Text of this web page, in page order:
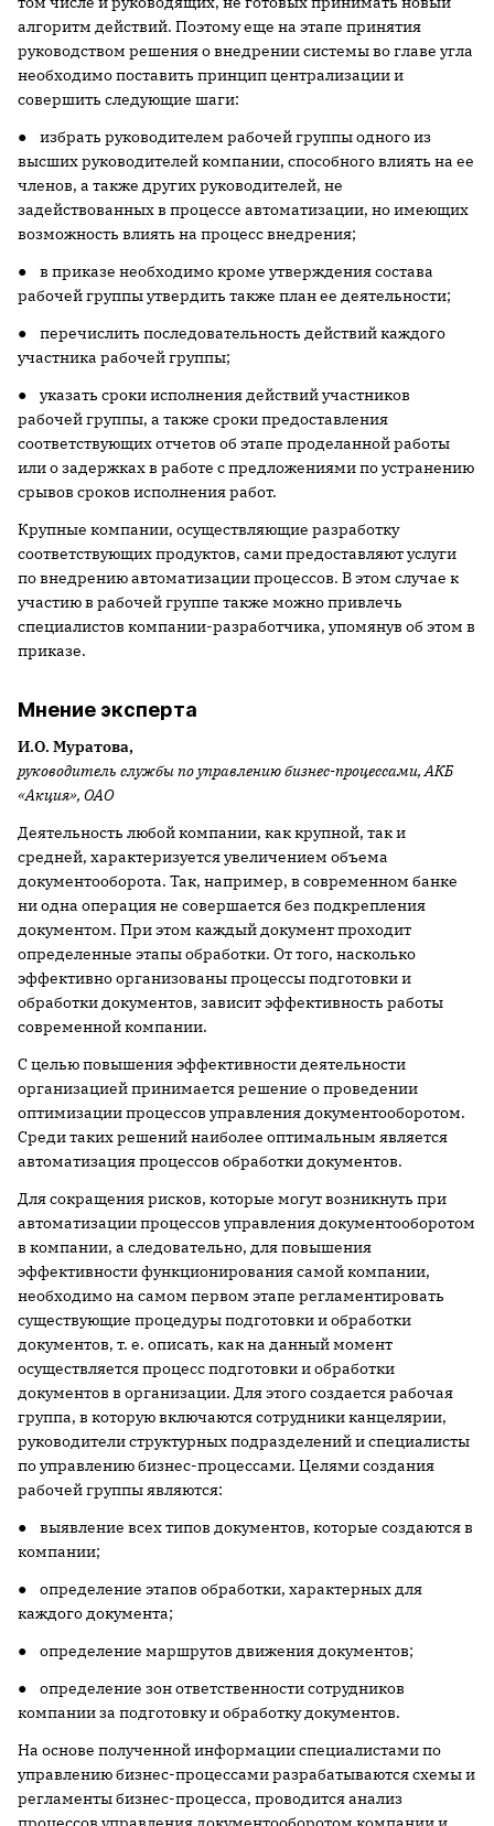
алгоритм действий. Поэтому еще на этапе принятия
руководством решения о внедрении системы во главе угла
необходимо по­ставить принцип централизации и
совершить следующие шаги:
● избрать руководителем рабочей группы одного из
высших руководителей компании, способного влиять на ее
членов, а также других руководителей, не
задействованных в процессе автоматизации, но имеющих
возможность влиять на процесс внедрения;
● в приказе необходимо кроме утверждения состава
рабочей группы утвердить также план ее деятельности;
● перечислить последовательность действий каждого
участника рабочей группы;
● указать сроки исполнения действий участников
рабочей группы, а также сроки предоставления
соответствующих отчетов об этапе проделанной работы
или о задержках в работе с предложениями по устранению
срывов сроков исполнения работ.
Крупные компании, осуществляющие разработку
соответствующих продуктов, сами предоставляют услуги
по внедрению автоматизации процессов. В этом случае к
участию в рабочей группе также можно привлечь
специалистов компании-разработчика, упомянув об этом в
приказе.
Мнение эксперта
И.О. Муратова,
руководитель службы по управлению бизнес-процессами, АКБ
«Акция», ОАО
Деятельность любой компании, как крупной, так и
средней, характеризуется увеличением объема
документооборота. Так, например, в современном банке
ни одна операция не совершается без подкрепления
документом. При этом каждый документ проходит
определенные этапы обработки. От того, насколько
эффективно организованы процессы подготовки и
обработки документов, зависит эффективность работы
современной компании.
С целью повышения эффективности деятельности
организацией принимается решение о проведении
оптимизации процессов управления документооборотом.
Среди таких решений наиболее оптимальным является
автоматизация процессов обработки документов.
Для сокращения рисков, которые могут возникнуть при
автоматизации процессов управления документооборотом
в компании, а следовательно, для повышения
эффективности функционирования самой компании,
необходимо на самом первом этапе регламентировать
существующие процедуры подготовки и обработки
документов, т. е. описать, как на данный момент
осуществляется процесс подготовки и обработки
документов в организации. Для этого создается рабочая
группа, в которую включаются сотрудники канцелярии,
руководители структурных подразделений и специалисты
по управлению бизнес-процессами. Целями создания
рабочей группы являются:
● выявление всех типов документов, которые создаются в
компании;
● определение этапов обработки, характерных для
каждого документа;
● определение маршрутов движения документов;
● определение зон ответственности сотрудников
компании за подготовку и обработку документов.
На основе полученной информации специалистами по
управлению бизнес-процессами разрабатываются схемы и
регламенты бизнес-процесса, проводится анализ